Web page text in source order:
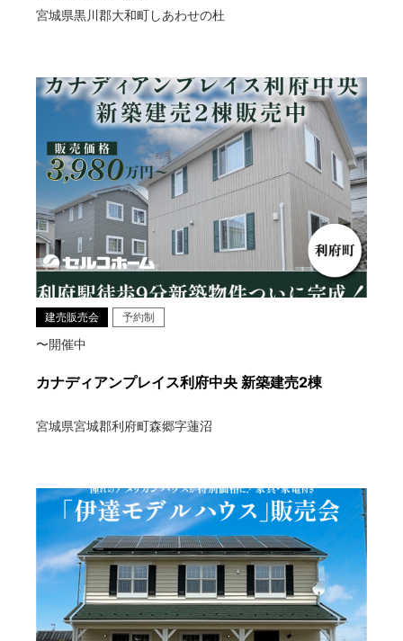
宮城県黒川郡大和町しあわせの杜
建売販売会 予約制
〜開催中
カナディアンプレイス利府中央 新築建売2棟
宮城県宮城郡利府町森郷字蓮沼